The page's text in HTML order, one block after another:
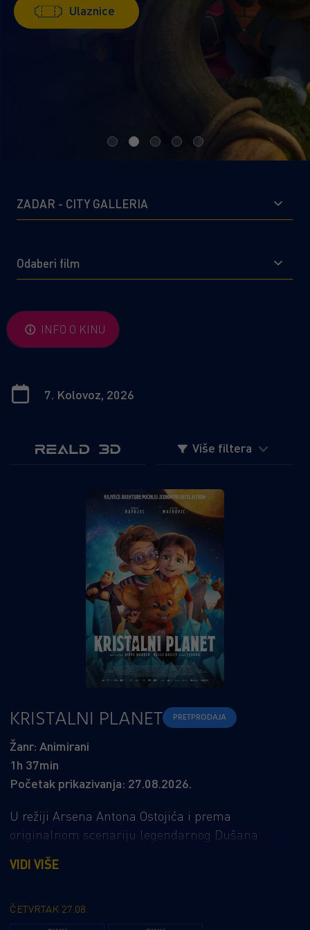
Ulaznice
Ulaznice
ZADAR - CITY GALLERIA
Odaberi film
INFO O KINU
Više filtera
KRISTALNI PLANET PRETPRODAJA
Žanr: Animirani
1h 37min
Početak prikazivanja: 27.08.2026.
U režiji Arsena Antona Ostojića i prema
originalnom scenariju legendarnog Dušana
Vukotića, prvog hrvatskog dobitnika Oscara, u kina
dolazi jedan od najvećih i najambicioznijih
nezaboravna avantura za sve generacije. Na
VIDI VIŠE
ČETVRTAK 27.08.